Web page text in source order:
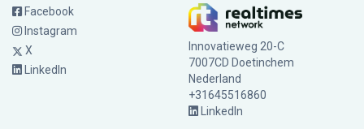
Facebook
Instagram
X
LinkedIn
Innovatieweg 20-C
7007CD Doetinchem
Nederland
+31645516860
LinkedIn